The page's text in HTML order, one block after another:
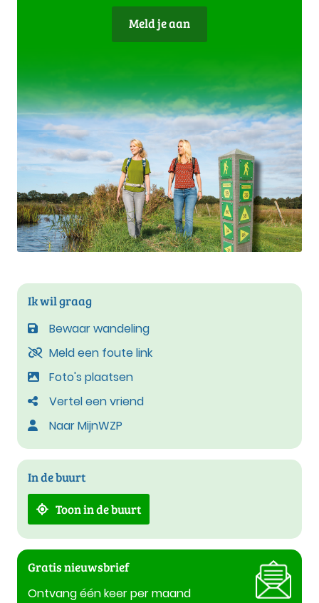
Meld je aan
Ik wil graag
Bewaar wandeling
Meld een foute link
Foto's plaatsen
Vertel een vriend
Naar MijnWZP
In de buurt
Toon in de buurt
Gratis nieuwsbrief
Ontvang één keer per maand